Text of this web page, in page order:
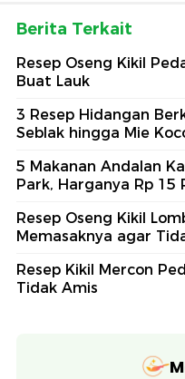
Berita Terkait
Resep Oseng Kikil
Buat Lauk
3 Resep Hidangan
Seblak hingga Mie
5 Makanan Andalan
Park, Harganya Rp 15
Resep Oseng Kikil
Memasaknya agar
Resep Kikil Mercon
Tidak Amis